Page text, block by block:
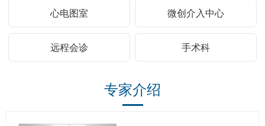
心电图室 微创介入中心
远程会诊 手术科
专家介绍